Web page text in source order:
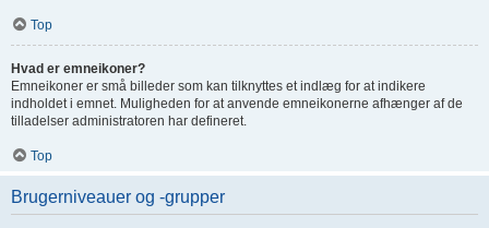
Top
Hvad er emneikoner?
Emneikoner er små billeder som kan tilknyttes et indlæg for at indikere
indholdet i emnet. Muligheden for at anvende emneikonerne afhænger af de
tilladelser administratoren har defineret.
Top
Brugerniveauer og -grupper